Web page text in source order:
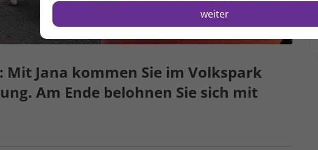
weiter
Jana kommen Sie im Volks­park
Am Ende belohnen Sie sich mit